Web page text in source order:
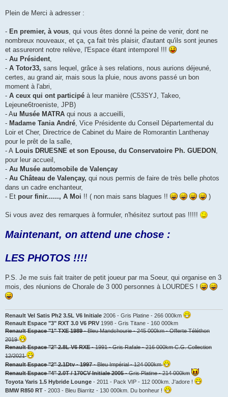
Plein de Merci à adresser :
- En premier, à vous , qui vous êtes donné la peine de venir, dont ne
nombreux nouveaux, et ça, ça fait très plaisir, d'autant qu'ils sont jeunes
et assureront notre relève, l'Espace étant intemporel !!!
- Au Président
- A Totor33, sans lequel, grâce à ses relations, nous aurions déjeuné,
certes, au grand air, mais sous la pluie, nous avons passé un bon
moment à l'abri,
- A ceux qui ont participé à leur manière (C53SYJ, Takeo,
Lejeune6troeniste, JPB)
- Au Musée MATRA qui nous a accueilli,
- Madame Tania André , Vice Présidente du Conseil Départemental du
Loir et Cher, Directrice de Cabinet du Maire de Romorantin Lanthenay
pour le prêt de la salle,
- A Louis DRUESNE et son Epouse, du Conservatoire Ph. GUEDON
pour leur accueil,
- Au Musée automobile de Valençay
- Au Château de Valençay, qui nous permis de faire de très belle photos
dans un cadre enchanteur,
- Et pour finir......, A Moi !! ( non mais sans blagues !! )
Si vous avez des remarques à formuler, n'hésitez surtout pas !!!!!
Maintenant, on attend une chose :
LES PHOTOS !!!!
P.S. Je me suis fait traiter de petit joueur par ma Soeur, qui organise en 3
mois, des réunions de Chorale de 3 000 personnes à LOURDES !
Renault Vel Satis Ph2 3.5L V6 Initiale 2006 - Gris Platine - 266 000km
Renault Espace "3" RXT 3.0 V6 PRV 1998 - Gris Titane - 160 000km
Renault Espace "1" TXE 1989- Bleu Mandchourie - 245 000km - Offerte Téléthon
2019
Renault Espace "2" 2.8L V6 RXE- 1991 - Gris Rafale - 216 000km C.G. Collection
12/2021
Renault Espace "2" 2.1Dtv - 1997- Bleu Impérial - 124 000km
Renault Espace "4" 2.0T / 170CV Initiale 2005- Gris Platine - 214 000km
Toyota Yaris 1.5 Hybride Lounge - 2011 - Pack VIP - 112 000km. J'adore !
BMW R850 RT - 2003 - Bleu Biarritz - 130 000km. Du bonheur !